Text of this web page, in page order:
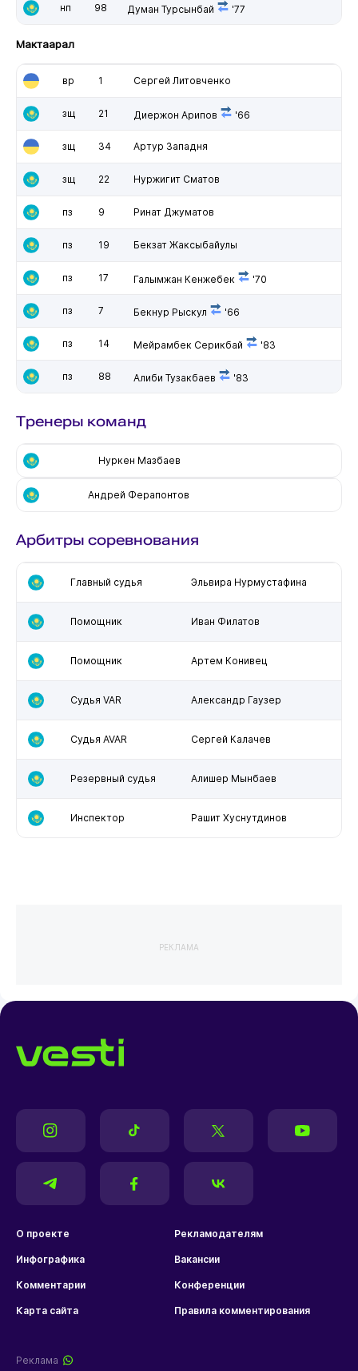
нп 98 Думан Турсынбай '77
Мактаарал
вр 1 Сергей Литовченко
зщ 21 Диержон Арипов '66
зщ 34 Артур Западня
зщ 22 Нуржигит Сматов
пз 9 Ринат Джуматов
пз 19 Бекзат Жаксыбайулы
пз 17 Галымжан Кенжебек '70
пз 7 Бекнур Рыскул '66
пз 14 Мейрамбек Серикбай '83
пз 88 Алиби Тузакбаев '83
Тренеры команд
Нуркен Мазбаев
Андрей Ферапонтов
Арбитры соревнования
Главный судья Эльвира Нурмустафина
Помощник Иван Филатов
Помощник Артем Конивец
Судья VAR Александр Гаузер
Судья AVAR Сергей Калачев
Резервный судья Алишер Мынбаев
Инспектор Рашит Хуснутдинов
РЕКЛАМА
О проекте Рекламодателям
Инфографика Вакансии
Комментарии Конференции
Карта сайта Правила комментирования
Реклама